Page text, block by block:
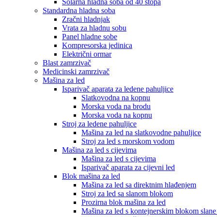
Solarna hladna soba od 40 stopa
Standardna hladna soba
Zračni hladnjak
Vrata za hladnu sobu
Panel hladne sobe
Kompresorska jedinica
Električni ormar
Blast zamrzivač
Medicinski zamrzivač
Mašina za led
Isparivač aparata za ledene pahuljice
Slatkovodna na kopnu
Morska voda na brodu
Morska voda na kopnu
Stroj za ledene pahuljice
Mašina za led na slatkovodne pahuljice
Stroj za led s morskom vodom
Mašina za led s cijevima
Mašina za led s cijevima
Isparivač aparata za cijevni led
Blok mašina za led
Mašina za led sa direktnim hlađenjem
Stroj za led sa slanom blokom
Prozirna blok mašina za led
Mašina za led s kontejnerskim blokom